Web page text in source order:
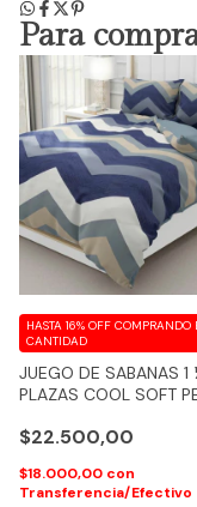
Para
JUEGO DE SABANAS 1
PLAZAS COOL SOFT
107
$22.500,00
HASTA 16% OFF COMPRANDO
CANTIDAD
$18.000,00 con
Transferencia/Efectivo